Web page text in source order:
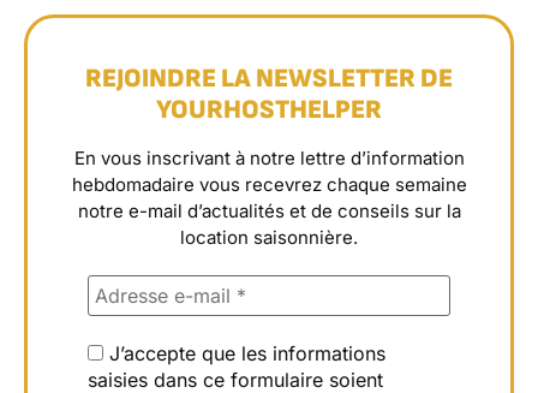
REJOINDRE LA NEWSLETTER DE
YOURHOSTHELPER
En vous inscrivant à notre lettre d’information
hebdomadaire vous recevrez chaque semaine
notre e-mail d’actualités et de conseils sur la
location saisonnière.
J’accepte que les informations
saisies dans ce formulaire soient